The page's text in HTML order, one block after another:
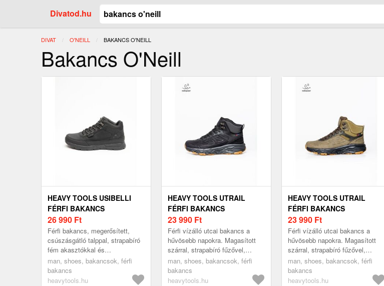
Divatod.hu
DIVAT O'NEILL JELENLEGI:
BAKANCS O'NEILL
Bakancs O'Neill
HEAVY TOOLS USIBELLI
FÉRFI BAKANCS
26 990 Ft
Férfi bakancs, megerősített,
csúszásgátló talppal, strapabíró
fém akasztókkal és
fűzőszemekkel, megerősített
sarokrésszel és párnázott
bokaval, lég...
man, shoes, bakancsok, férfi
bakancs
heavytools.hu
HEAVY TOOLS UTRAIL
FÉRFI BAKANCS
23 990 Ft
Férfi vízálló utcai bakancs a
hűvösebb napokra. Magasított
szárral, strapabíró fűzővel,
párnázott nyelvvel és bokával,
oldalán, sarkán és nyelvén k...
man, shoes, bakancsok, férfi
bakancs
heavytools.hu
HEAVY TOOLS UTRAIL
FÉRFI BAKANCS
23 990 Ft
Férfi vízálló utcai bakancs a
hűvösebb napokra. Magasított
szárral, strapabíró fűzővel,
párnázott nyelvvel és bokával,
oldalán, sarkán és nyelvén k...
man, shoes, bakancsok, férfi
bakancs
heavytools.hu